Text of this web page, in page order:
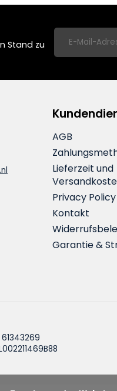
Stand zu
AGB
Lieferzeit und
Privacy Policy
Kontakt
Garantie &
61343269